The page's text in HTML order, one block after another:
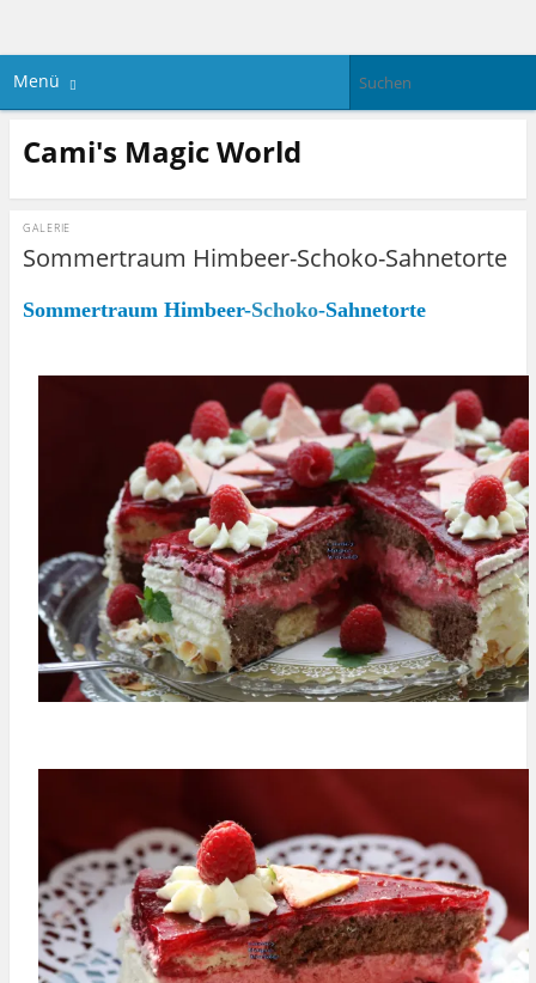
Menü
Cami's Magic World
Sommertraum Himbeer-Schoko-Sahnetorte
GALERIE
Sommertraum Himbeer-Schoko-Sahnetorte